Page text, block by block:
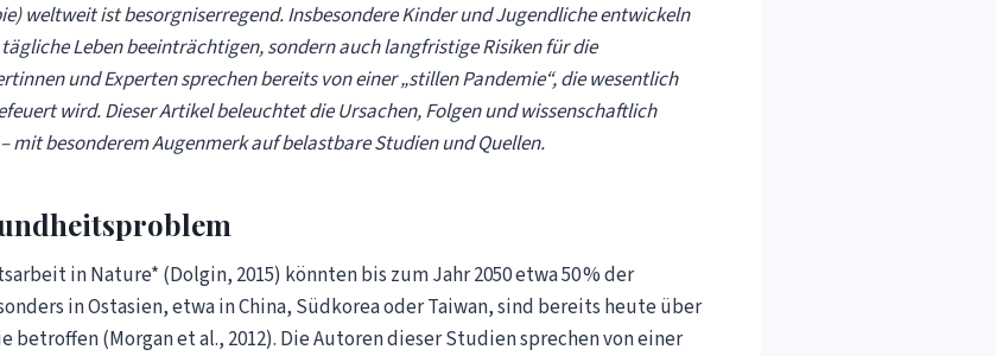
weltweit ist besorgniserregend. Insbesondere Kinder und Jugendliche entwickeln
Leben beeinträchtigen, sondern auch langfristige Risiken für die
und Experten sprechen bereits von einer „stillen Pandemie“, die wesentlich
wird. Dieser Artikel beleuchtet die Ursachen, Folgen und wissenschaftlich
besonderem Augenmerk auf belastbare Studien und Quellen.
in Nature* (Dolgin, 2015) könnten bis zum Jahr 2050 etwa 50 % der
in Ostasien, etwa in China, Südkorea oder Taiwan, sind bereits heute über
betroffen (Morgan et al., 2012). Die Autoren dieser Studien sprechen von einer